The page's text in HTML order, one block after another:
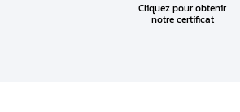
Cliquez pour obtenir
notre certificat